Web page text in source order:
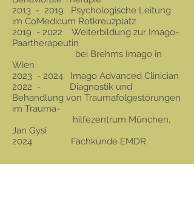
2013 - 2019 Psychologische Leitung
im CoMedicum Rotkreuzplatz
2019 - 2022 Weiterbildung zur Imago-
Paartherapeutin
bei Brehms Imago in
Wien
2023 - 2024 Imago Advanced Clinician
2022 - Diagnostik und
Behandlung von Traumafolgestörungen
im Trauma-
hilfezentrum München,
Jan Gysi
2024 Fachkunde EMDR